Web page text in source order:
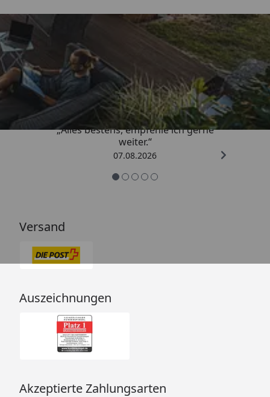
Trusted Shops
4,81/ 5
„Alles bestens, empfehle ich gerne
weiter.“
07.08.2026
Versand
Auszeichnungen
Akzeptierte Zahlungsarten